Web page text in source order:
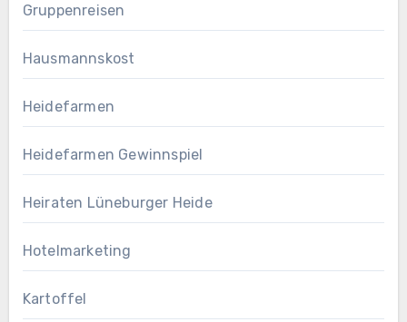
Gruppenreisen
Hausmannskost
Heidefarmen
Heidefarmen Gewinnspiel
Heiraten Lüneburger Heide
Hotelmarketing
Kartoffel